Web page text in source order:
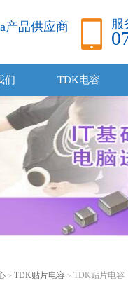
产品供应商 服
们 TDK电容
> TDK贴片电容 > TDK贴片电容